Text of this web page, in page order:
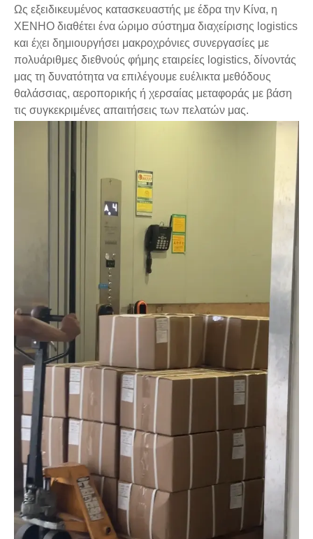
Ως εξειδικευμένος κατασκευαστής με έδρα την Κίνα, η
XENHO διαθέτει ένα ώριμο σύστημα διαχείρισης logistics
και έχει δημιουργήσει μακροχρόνιες συνεργασίες με
πολυάριθμες διεθνούς φήμης εταιρείες logistics, δίνοντάς
μας τη δυνατότητα να επιλέγουμε ευέλικτα μεθόδους
θαλάσσιας, αεροπορικής ή χερσαίας μεταφοράς με βάση
τις συγκεκριμένες απαιτήσεις των πελατών μας.